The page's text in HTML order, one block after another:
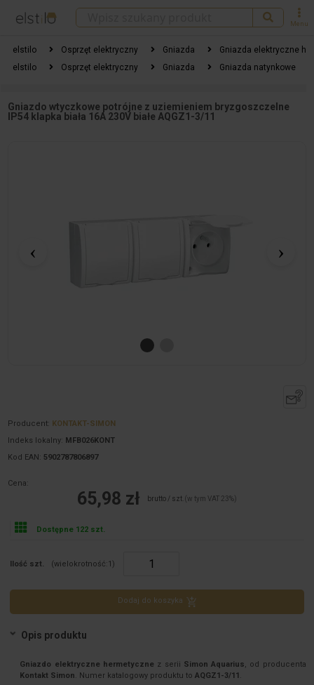
Menu
elstilo Osprzęt elektryczny Gniazda
Gniazda elektryczne
elstilo
Osprzęt elektryczny Gniazda Gniazda natynkowe
Gniazdo wtyczkowe potrójne z uziemieniem bryzgoszczelne
IP54 klapka biała 16A 230V białe AQGZ1-3/11
Producent: KONTAKT-SIMON
Indeks lokalny: MFB026KONT
Kod EAN: 5902787806897
Cena:
65,98 zł brutto / szt. (w tym VAT 23%)
Dostępne 122 szt.
Ilość szt. (wielokrotność:1 )
Dodaj do koszyka
Opis produktu
Gniazdo elektryczne hermetyczne z serii Simon Aquarius, od producenta
Kontakt Simon. Numer katalogowy produktu toAQGZ1-3/11 .